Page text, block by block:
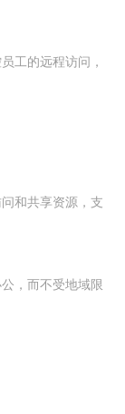
工的远程访问，
和共享资源，支
，而不受地域限